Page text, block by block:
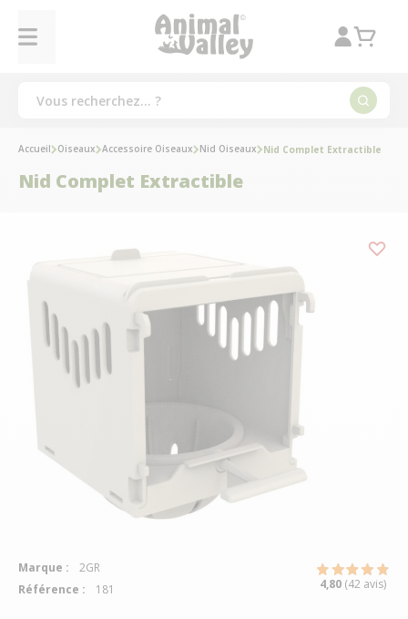
Accueil Oiseaux Accessoire Oiseaux Nid Oiseaux Nid Complet Extractible
Nid Complet Extractible
Marque :
2GR
Référence :
181 4,80 (42 avis)